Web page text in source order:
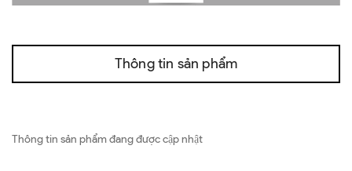
Thông tin sản phẩm
Thông tin sản phẩm đang được cập nhật